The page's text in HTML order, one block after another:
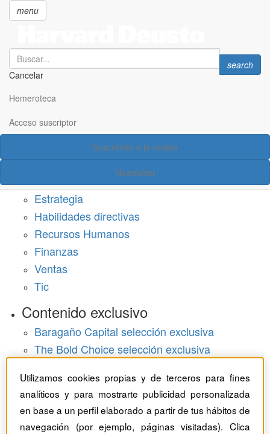
principal
menu
Search
Cancelar
Search
search
Hemeroteca
Acceso suscriptor
Suscríbete a la revista
Newsletter
Acceso suscriptor
Estrategia
Habilidades directivas
Recursos Humanos
Finanzas
Ventas
Tic
Contenido exclusivo
Baragaño Capital selección exclusiva
The Bold Choice selección exclusiva
Hemeroteca
Monográficos
Utilizamos cookies propias y de terceros para fines
analíticos y para mostrarte publicidad personalizada
en base a un perfil elaborado a partir de tus hábitos de
navegación (por ejemplo, páginas visitadas). Clica